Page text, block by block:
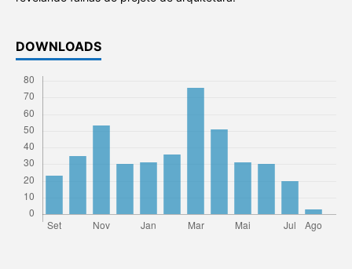
DOWNLOADS